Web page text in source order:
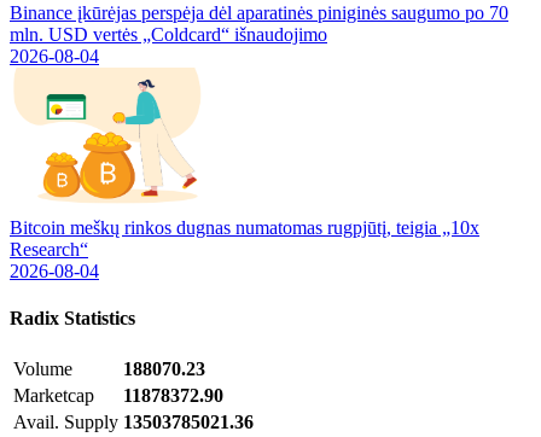
Binance įkūrėjas perspėja dėl aparatinės piniginės saugumo po 70
mln. USD vertės „Coldcard“ išnaudojimo
2026-08-04
Bitcoin meškų rinkos dugnas numatomas rugpjūtį, teigia „10x
Research“
2026-08-04
Radix Statistics
Volume
188070.23
Marketcap
11878372.90
Avail. Supply 13503785021.36